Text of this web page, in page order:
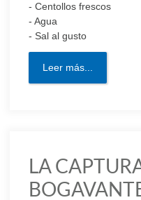
- Centollos frescos
- Agua
- Sal al gusto
Leer más...
LA